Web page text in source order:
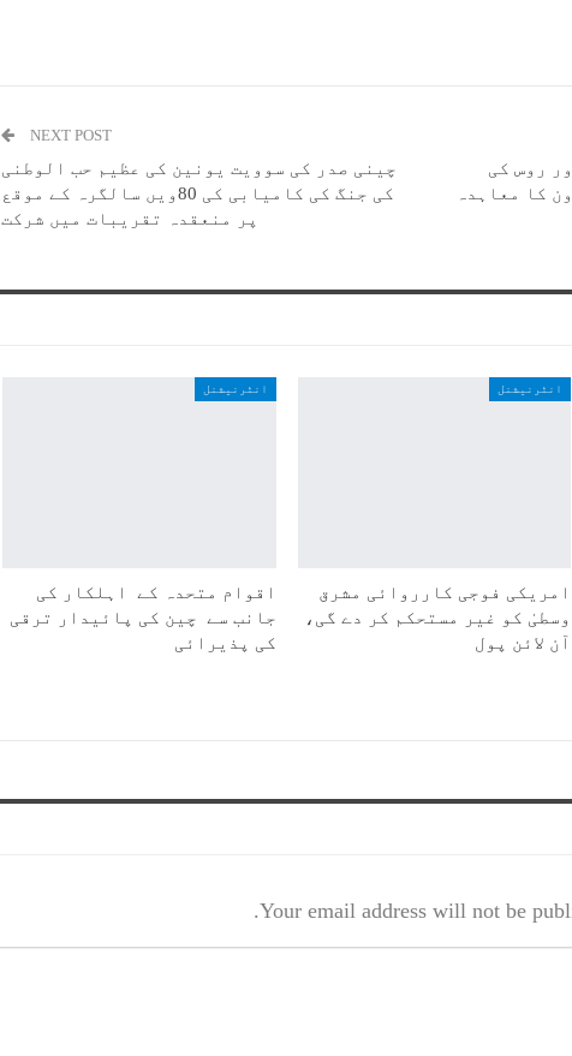
روس کی
کا معاہدہ
NEXT POST
چینی صدر کی سوویت یونین کی عظیم حب الوطنی
کی جنگ کی کامیابی کی 80ویں سالگرہ کے موقع
پر منعقدہ تقریبات میں شرکت
انٹرنیشنل
امریکی فوجی کارروائی مشرق
وسطیٰ کو غیر مستحکم کر دے گی،
آن لائن پول
انٹرنیشنل
اقوام متحدہ کے اہلکار کی
جانب سے چین کی پائیدار ترقی
کی پذیرائی
Your email address will not be